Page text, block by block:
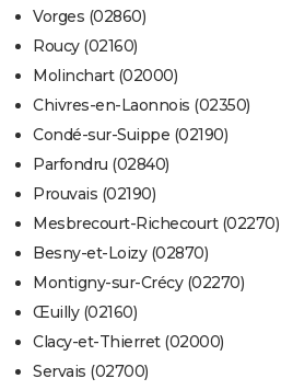
Vorges (02860)
Roucy (02160)
Molinchart (02000)
Chivres-en-Laonnois (02350)
Condé-sur-Suippe (02190)
Parfondru (02840)
Prouvais (02190)
Mesbrecourt-Richecourt (02270)
Besny-et-Loizy (02870)
Montigny-sur-Crécy (02270)
Œuilly (02160)
Clacy-et-Thierret (02000)
Servais (02700)